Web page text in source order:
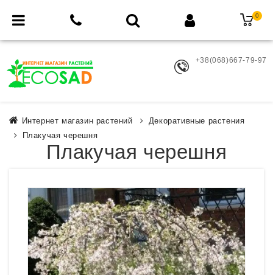
0
+38(068)667-79-97
Интернет магазин растений
Декоративные растения
Плакучая черешня
Плакучая черешня